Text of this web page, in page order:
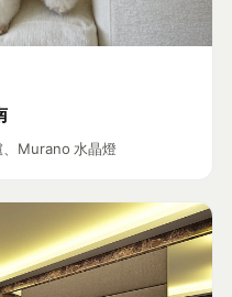
、Murano 水晶燈